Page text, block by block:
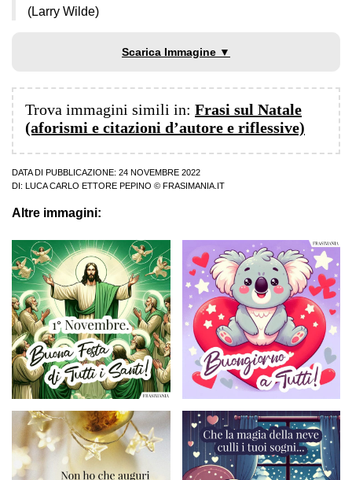
(Larry Wilde)
Scarica Immagine ▼
Trova immagini simili in: Frasi sul Natale
(aforismi e citazioni d’autore e riflessive)
DATA DI PUBBLICAZIONE: 24 NOVEMBRE 2022
DI:
LUCA CARLO ETTORE PEPINO © FRASIMANIA.IT
Altre immagini: